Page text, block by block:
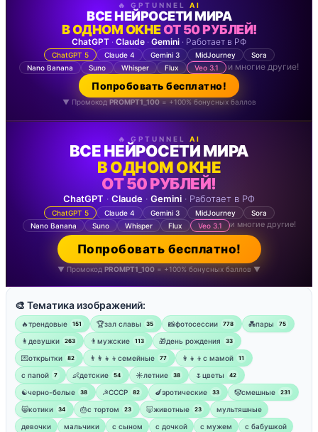
🔥 GPTUNNEL AI
ВСЕ НЕЙРОСЕТИ МИРА
В ОДНОМ ОКНЕОТ 50 РУБЛЕЙ!
ChatGPT · Claude · Gemini · Работает в РФ
ChatGPT 5 Claude 4 Gemini 3 MidJourney
Sora
Nano Banana
Suno Whisper Flux Veo 3.1 и многие другие!
Попробовать бесплатно!
▼ Промокод PROMPT1_100= +100% бонусных баллов
🔥 GPTUNNEL AI
ВСЕ НЕЙРОСЕТИ МИРА
В ОДНОМ ОКНЕ
ОТ 50 РУБЛЕЙ!
ChatGPT · Claude · Gemini · Работает в РФ
ChatGPT 5 Claude 4 Gemini 3 MidJourney
Sora
Nano Banana
Suno Whisper Flux Veo 3.1 и многие другие!
Попробовать бесплатно!
▼ Промокод PROMPT1_100 = +100% бонусных баллов ▼
🎨 Тематика изображений:
🔥трендовые 151 🏆зал славы 35 📸фотосессии 778 💑пары 75
👩девушки 263 👨мужские 113 🎁день рождения 33
💌открытки 82 👨‍👩‍👧‍👦семейные 77 👩‍👧‍👦с мамой 11
‍с папой 7 👶детские 54 ☀️летние 38 🌷цветы 42
☯︎черно-белые 38 ☭СССР 82 🍆эротические 33 🤡смешные 231
😸котики 34 🎂с тортом 23 🐷животные 23
мультяшные
девочки
мальчики с сыном с дочкой с мужем
с бабушкой